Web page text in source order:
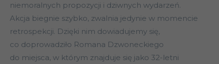
niemoralnych propozycji i dziwnych wydarzeń.
Akcja biegnie szybko, zwalnia jedynie w momencie
retrospekcji. Dzięki nim dowiadujemy się,
co doprowadziło Romana Dzwoneckiego
do miejsca, w którym znajduje się jako 32-letni